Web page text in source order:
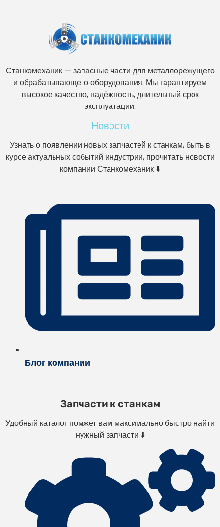
Станкомеханик — запасные части для металлорежущего
и обрабатывающего оборудования. Мы гарантируем
высокое качество, надёжность, длительный срок
эксплуатации.
Новости
Узнать о появлении новых запчастей к станкам, быть в
курсе актуальных событий индустрии, прочитать новости
компании Станкомеханик ⬇️
Блог компании
Запчасти к станкам
Удобный каталог помжет вам максимально быстро найти
нужный запчасти ⬇️